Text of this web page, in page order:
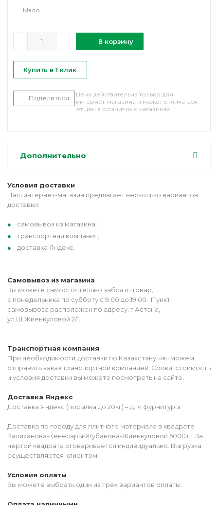
Мало
В корзину
Купить в 1 клик
Поделиться
Цена действительна только для
интернет-магазина и может отличаться
от цен в розничных магазинах
Дополнительно
Условия доставки
Наш интернет-магазин предлагает несколько вариантов
доставки:
самовывоз из магазина;
транспортная компания;
доставка Яндекс.
Самовывоз из магазина
Вы можете самостоятельно забрать товар,
с понедельника по субботу с 9:00 до 19:00. Пункт
самовывоза расположен по адресу: г.Астана,
ул.Ш.Жиенкуловой 2/1.
Транспортная компания
При необходимости доставки по Казахстану, мы можем
отправить заказ транспортной компанией. Сроки, стоимость
и условия доставки вы можете посмотреть на сайте.
Доставка Яндекс
Доставка Яндекс (посылка до 20кг) – для фурнитуры.
Доставка по городу для плитного материала в квадрате
Валиханова-Кенесары-Жубанова-Жиенкуловой 5000тг. За
чертой квадрата оговаривается индивидуально. Выгрузка
осуществляется клиентом.
Условия оплаты
Вы можете выбрать один из трёх вариантов оплаты: